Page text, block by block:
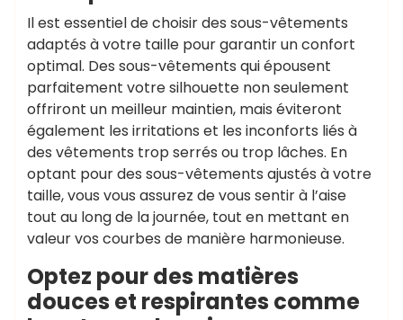
Il est essentiel de choisir des sous-vêtements
adaptés à votre taille pour garantir un confort
optimal. Des sous-vêtements qui épousent
parfaitement votre silhouette non seulement
offriront un meilleur maintien, mais éviteront
également les irritations et les inconforts liés à
des vêtements trop serrés ou trop lâches. En
optant pour des sous-vêtements ajustés à votre
taille, vous vous assurez de vous sentir à l’aise
tout au long de la journée, tout en mettant en
valeur vos courbes de manière harmonieuse.
Optez pour des matières
douces et respirantes comme